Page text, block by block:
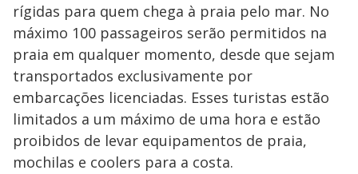
rígidas para quem chega à praia pelo mar. No
máximo 100 passageiros serão permitidos na
praia em qualquer momento, desde que sejam
transportados exclusivamente por
embarcações licenciadas. Esses turistas estão
limitados a um máximo de uma hora e estão
proibidos de levar equipamentos de praia,
mochilas e coolers para a costa.